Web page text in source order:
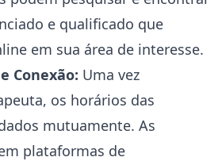
e qualificado que
em sua área de interesse.
Conexão: Uma vez
os horários das
mutuamente. As
plataformas de